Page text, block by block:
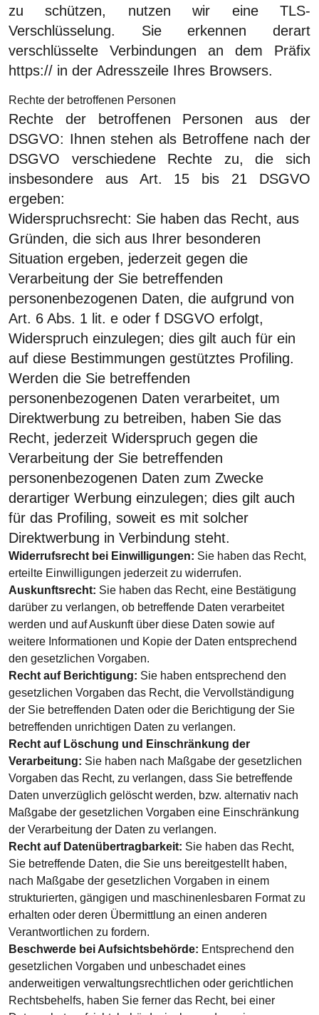
zu schützen, nutzen wir eine TLS-
Verschlüsselung. Sie erkennen derart
verschlüsselte Verbindungen an dem Präfix
https:// in der Adresszeile Ihres Browsers.
Rechte der betroffenen Personen
Rechte der betroffenen Personen aus der
DSGVO: Ihnen stehen als Betroffene nach der
DSGVO verschiedene Rechte zu, die sich
insbesondere aus Art. 15 bis 21 DSGVO
ergeben:
Widerspruchsrecht: Sie haben das Recht, aus
Gründen, die sich aus Ihrer besonderen
Situation ergeben, jederzeit gegen die
Verarbeitung der Sie betreffenden
personenbezogenen Daten, die aufgrund von
Art. 6 Abs. 1 lit. e oder f DSGVO erfolgt,
Widerspruch einzulegen; dies gilt auch für ein
auf diese Bestimmungen gestütztes Profiling.
Werden die Sie betreffenden
personenbezogenen Daten verarbeitet, um
Direktwerbung zu betreiben, haben Sie das
Recht, jederzeit Widerspruch gegen die
Verarbeitung der Sie betreffenden
personenbezogenen Daten zum Zwecke
derartiger Werbung einzulegen; dies gilt auch
für das Profiling, soweit es mit solcher
Direktwerbung in Verbindung steht.
Widerrufsrecht bei Einwilligungen: Sie haben das Recht,
erteilte Einwilligungen jederzeit zu widerrufen.
Auskunftsrecht: Sie haben das Recht, eine Bestätigung
darüber zu verlangen, ob betreffende Daten verarbeitet
werden und auf Auskunft über diese Daten sowie auf
weitere Informationen und Kopie der Daten entsprechend
den gesetzlichen Vorgaben.
Recht auf Berichtigung: Sie haben entsprechend den
gesetzlichen Vorgaben das Recht, die Vervollständigung
der Sie betreffenden Daten oder die Berichtigung der Sie
betreffenden unrichtigen Daten zu verlangen.
Recht auf Löschung und Einschränkung der
Verarbeitung: Sie haben nach Maßgabe der gesetzlichen
Vorgaben das Recht, zu verlangen, dass Sie betreffende
Daten unverzüglich gelöscht werden, bzw. alternativ nach
Maßgabe der gesetzlichen Vorgaben eine Einschränkung
der Verarbeitung der Daten zu verlangen.
Recht auf Datenübertragbarkeit: Sie haben das Recht,
Sie betreffende Daten, die Sie uns bereitgestellt haben,
nach Maßgabe der gesetzlichen Vorgaben in einem
strukturierten, gängigen und maschinenlesbaren Format zu
erhalten oder deren Übermittlung an einen anderen
Verantwortlichen zu fordern.
Beschwerde bei Aufsichtsbehörde: Entsprechend den
gesetzlichen Vorgaben und unbeschadet eines
anderweitigen verwaltungsrechtlichen oder gerichtlichen
Rechtsbehelfs, haben Sie ferner das Recht, bei einer